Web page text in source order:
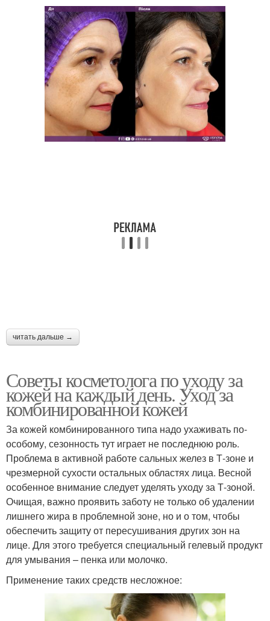
читать дальше →
Советы косметолога по уходу за
кожей на каждый день. Уход за
комбинированной кожей
За кожей комбинированного типа надо ухаживать по-
особому, сезонность тут играет не последнюю роль.
Проблема в активной работе сальных желез в Т-зоне и
чрезмерной сухости остальных областях лица. Весной
особенное внимание следует уделять уходу за Т-зоной.
Очищая, важно проявить заботу не только об удалении
лишнего жира в проблемной зоне, но и о том, чтобы
обеспечить защиту от пересушивания других зон на
лице. Для этого требуется специальный гелевый продукт
для умывания – пенка или молочко.
Применение таких средств несложное: